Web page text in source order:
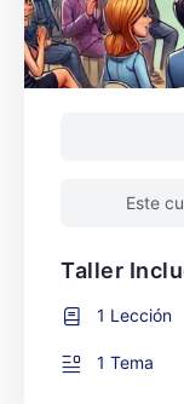
Este
Taller
1 Lección
1 Tema